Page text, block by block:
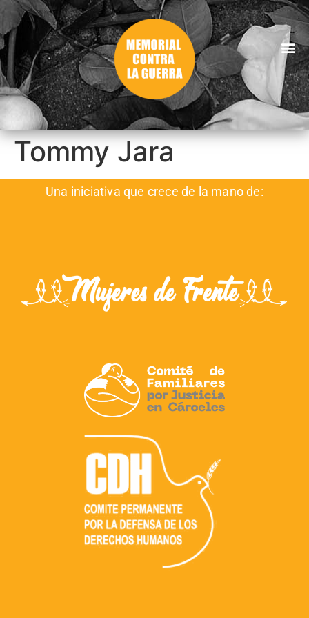
Tommy Jara
Una iniciativa que crece de la mano de: